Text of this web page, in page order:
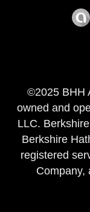
©2025 BHH
owned and
LLC.
Berkshire
registered
Company,